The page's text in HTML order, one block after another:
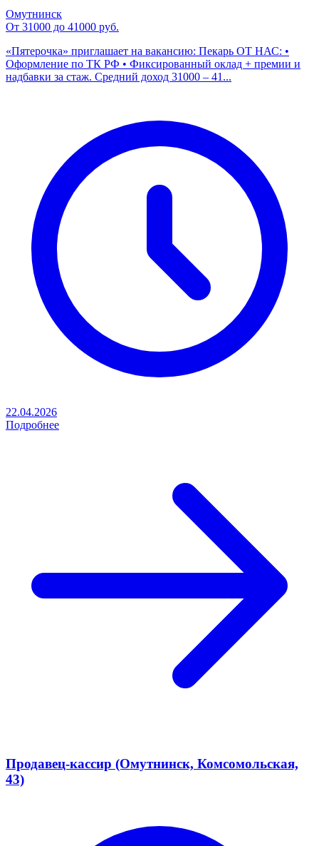
Омутнинск
От 31000 до 41000 руб.
«Пятерочка» приглашает на вакансию: Пекарь ОТ НАС: •
Оформление по ТК РФ • Фиксированный оклад + премии и
надбавки за стаж. Средний доход 31000 – 41...
22.04.2026
Подробнее
Продавец-кассир (Омутнинск, Комсомольская,
43)